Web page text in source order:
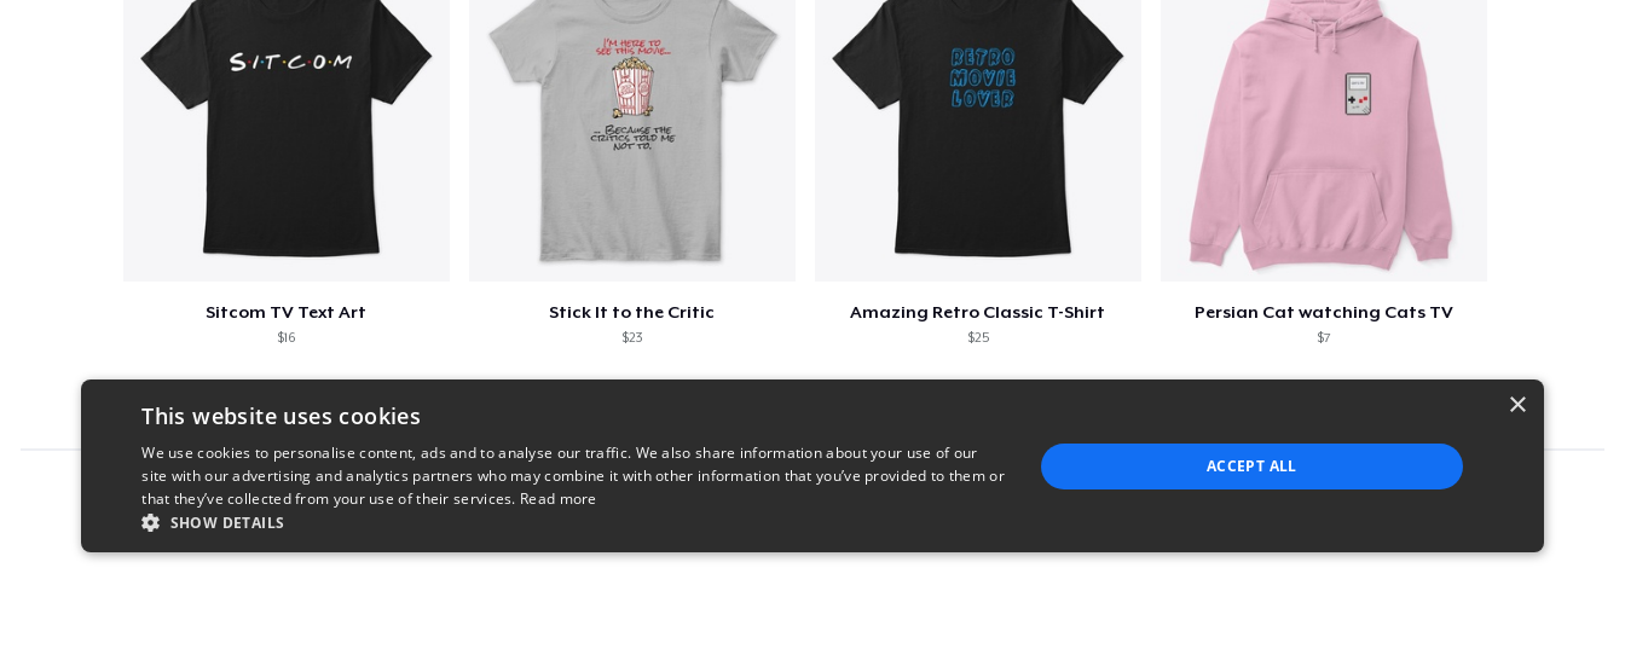
Sitcom TV Text Art
$16
Stick It to the Critic
$23
Amazing Retro Classic T-Shirt
$25
Persian Cat watching Cats TV
$7
Report this product
×
This website uses cookies
We use cookies to personalise content, ads and to analyse our traffic. We also share information about your use of our
site with our advertising and analytics partners who may combine it with other information that you’ve provided to them or
that they’ve collected from your use of their services. Read more
SHOW DETAILS
ACCEPT ALL